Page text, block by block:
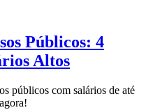
Públicos: 4
Altos
públicos com salários de até